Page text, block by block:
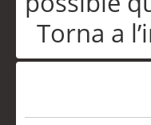
Torna a